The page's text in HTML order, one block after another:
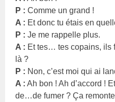
P : Comme un grand !
A : Et donc tu étais en
P : Je me rappelle plus.
A : Et tes… tes copains, ils
là ?
P : Non, c’est moi qui ai
A : Ah bon ! Ah d’accord !
de…de fumer ? Ça